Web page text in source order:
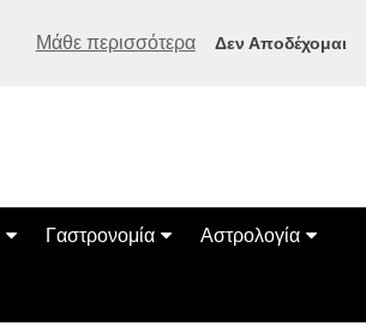
Μάθε περισσότερα Δεν Αποδέχομαι
Γαστρονομία Αστρολογία